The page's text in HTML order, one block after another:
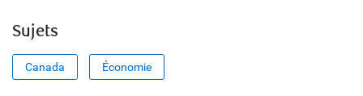
Sujets
Canada Économie